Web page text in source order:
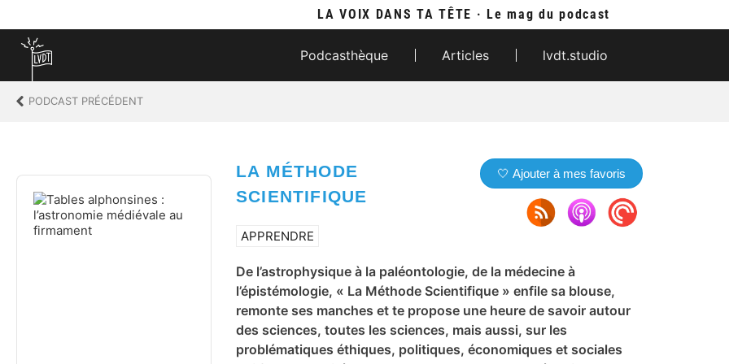
LA VOIX DANS TA TÊTE · Le mag du podcast
Podcasthèque Articles lvdt.studio
PODCAST PRÉCÉDENT
Audio
Player
LA MÉTHODE
SCIENTIFIQUE
APPRENDRE
🤍 Ajouter à mes favoris
De l’astrophysique à la paléontologie, de la médecine à
l’épistémologie, « La Méthode Scientifique » enfile sa blouse,
remonte ses manches et te propose une heure de savoir autour
des sciences, toutes les sciences, mais aussi, sur les
problématiques éthiques, politiques, économiques et sociales